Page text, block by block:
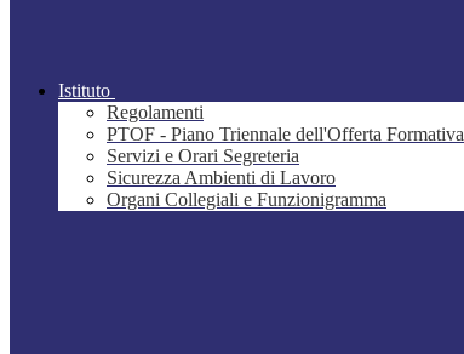
Istituto
Regolamenti
PTOF - Piano Triennale dell'Offerta Formativa
Servizi e Orari Segreteria
Sicurezza Ambienti di Lavoro
Organi Collegiali e Funzionigramma